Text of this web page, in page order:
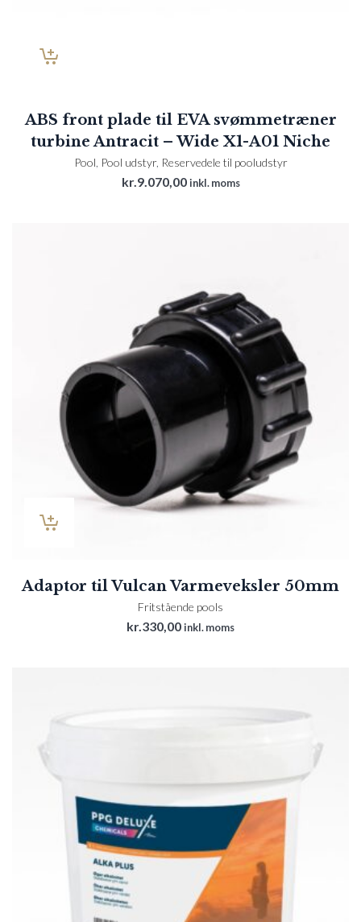
ABS front plade til EVA svømmetræner
turbine Antracit – Wide X1-A01 Niche
Pool Pool udstyr, Reservedele til pooludstyr
kr.9.070,00 inkl. moms
Adaptor til Vulcan Varmeveksler 50mm
Fritstående pools
kr.330,00inkl. moms